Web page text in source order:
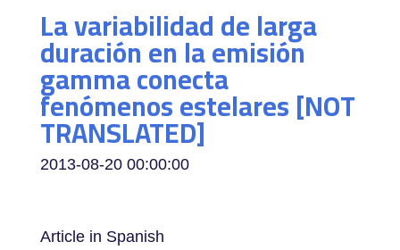
La variabilidad de larga
duración en la emisión
gamma conecta
fenómenos estelares [NOT
TRANSLATED]
2013-08-20 00:00:00
Article in Spanish